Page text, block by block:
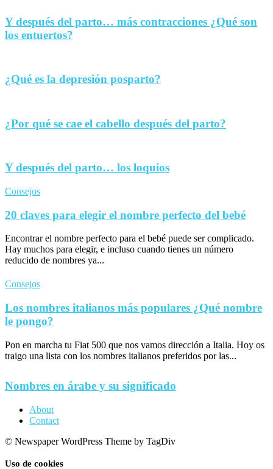
Y después del parto… más contracciones ¿Qué son
los entuertos?
¿Qué es la depresión posparto?
¿Por qué se cae el cabello después del parto?
Y después del parto… los loquios
Consejos
20 claves para elegir el nombre perfecto del bebé
Encontrar el nombre perfecto para el bebé puede ser complicado.
Hay muchos para elegir, e incluso cuando tienes un número
reducido de nombres ya...
Consejos
Los nombres italianos más populares ¿Qué nombre
le pongo?
Pon en marcha tu Fiat 500 que nos vamos dirección a Italia. Hoy os
traigo una lista con los nombres italianos preferidos por las...
Nombres en árabe y su significado
About
Contact
© Newspaper WordPress Theme by TagDiv
Uso de cookies